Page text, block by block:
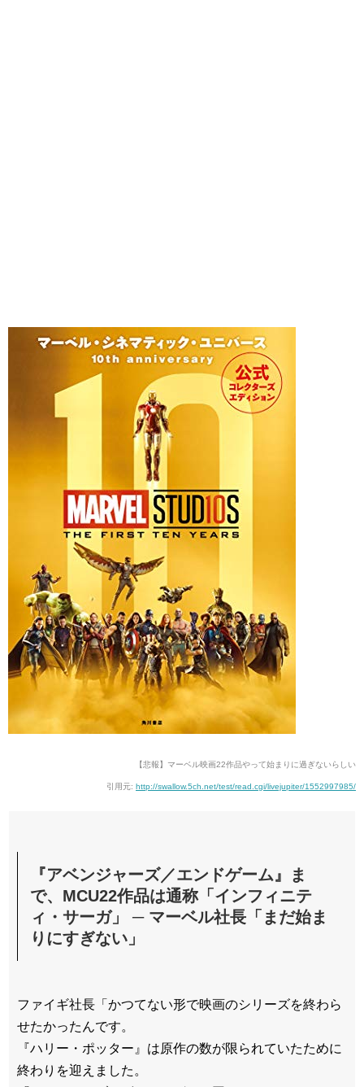
【悲報】マーベル映画22作品やって始まりに過ぎないらしい
引用元: http://swallow.5ch.net/test/read.cgi/livejupiter/1552997985/
『アベンジャーズ／エンドゲーム』ま
で、MCU22作品は通称「インフィニテ
ィ・サーガ」 ─ マーベル社長「まだ始ま
りにすぎない」
ファイギ社長「かつてない形で映画のシリーズを終わら
せたかったんです。
『ハリー・ポッター』は原作の数が限られていたために
終わりを迎えました。